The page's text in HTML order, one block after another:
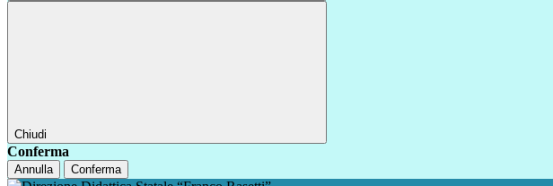
Chiudi
Conferma
Annulla Conferma